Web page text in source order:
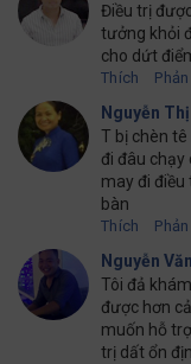
Điều trị
tưởng khỏi
cho dứt
Thích
Nguyễn
T bị chèn
đi đâu chạy
may đi điều
bàn
Thích
Nguyễn
Tôi đả
được hơn
muốn hỗ
trị dất ổn